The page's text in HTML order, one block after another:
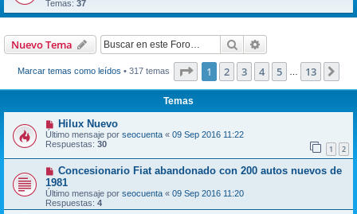
Temas: 37
Nuevo Tema Buscar
Marcar temas como leídos • 317 temas Página de 13
1 2 3 4 5 13
Temas
Hilux Nuevo
Último mensaje por seocuenta « 09 Sep 2016 11:22
Respuestas: 30 1 2
Concesionario Fiat abandonado con 200 autos nuevos de
1981
Último mensaje por seocuenta « 09 Sep 2016 11:20
Respuestas: 4